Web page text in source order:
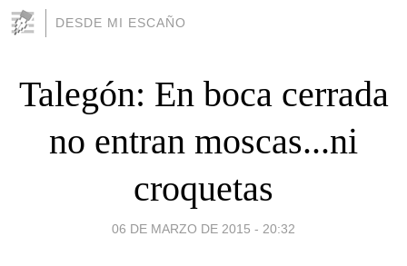
DESDE MI ESCAÑO
Talegón: En boca cerrada
no entran moscas...ni
croquetas
06 DE MARZO DE 2015 - 20:32